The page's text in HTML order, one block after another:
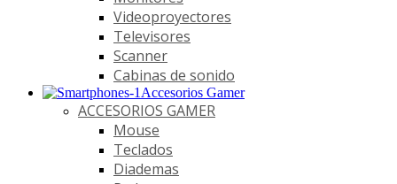
Videoproyectores
Televisores
Scanner
Cabinas de sonido
Accesorios Gamer
ACCESORIOS GAMER
Mouse
Teclados
Diademas